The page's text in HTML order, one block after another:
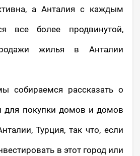
а Анталия с каждым
все более продвинутой,
жилья в Анталии
собираемся рассказать о
для покупки домов и домов
Турция, так что, если
в этот город или